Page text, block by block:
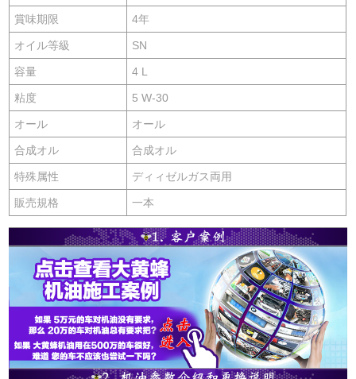
賞味期限 4年
オイル等級 SN
容量 4 L
粘度 5 W-30
オール オール
合成オル 合成オル
特殊属性 ディィゼルガス両用
販売規格 一本